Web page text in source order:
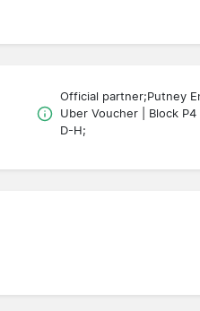
Official partner;Putney
Uber Voucher | Block P4
D-H;